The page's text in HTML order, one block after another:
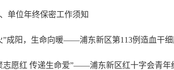
单位年终保密工作须知
”成阳，生命向暖——浦东新区第113例造血干
志愿红 传递生命爱”——浦东新区红十字会青年